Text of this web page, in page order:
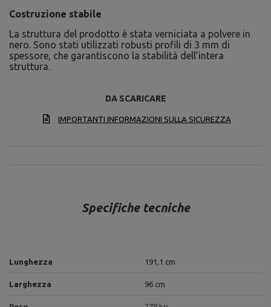
Costruzione stabile
La struttura del prodotto è stata verniciata a polvere in
nero. Sono stati utilizzati robusti profili di 3 mm di
spessore, che garantiscono la stabilità dell'intera
struttura.
DA SCARICARE
IMPORTANTI INFORMAZIONI SULLA SICUREZZA
Specifiche tecniche
Lunghezza 191,1 cm
Larghezza 96 cm